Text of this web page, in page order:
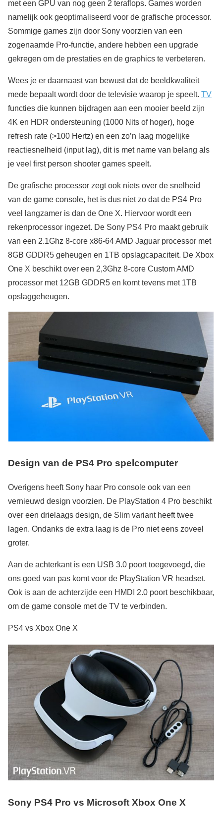
met een GPU van nog geen 2 teraflops. Games worden
namelijk ook geoptimaliseerd voor de grafische processor.
Sommige games zijn door Sony voorzien van een
zogenaamde Pro-functie, andere hebben een upgrade
gekregen om de prestaties en de graphics te verbeteren.
Wees je er daarnaast van bewust dat de beeldkwaliteit
mede bepaalt wordt door de televisie waarop je speelt. TV
functies die kunnen bijdragen aan een mooier beeld zijn
4K en HDR ondersteuning (1000 Nits of hoger), hoge
refresh rate (>100 Hertz) en een zo’n laag mogelijke
reactiesnelheid (input lag), dit is met name van belang als
je veel first person shooter games speelt.
De grafische processor zegt ook niets over de snelheid
van de game console, het is dus niet zo dat de PS4 Pro
veel langzamer is dan de One X. Hiervoor wordt een
rekenprocessor ingezet. De Sony PS4 Pro maakt gebruik
van een 2.1Ghz 8-core x86-64 AMD Jaguar processor met
8GB GDDR5 geheugen en 1TB opslagcapaciteit. De Xbox
One X beschikt over een 2,3Ghz 8-core Custom AMD
processor met 12GB GDDR5 en komt tevens met 1TB
opslaggeheugen.
Design van de PS4 Pro spelcomputer
Overigens heeft Sony haar Pro console ook van een
vernieuwd design voorzien. De PlayStation 4 Pro beschikt
over een drielaags design, de Slim variant heeft twee
lagen. Ondanks de extra laag is de Pro niet eens zoveel
groter.
Aan de achterkant is een USB 3.0 poort toegevoegd, die
ons goed van pas komt voor de PlayStation VR headset.
Ook is aan de achterzijde een HMDI 2.0 poort beschikbaar,
om de game console met de TV te verbinden.
PS4 vs Xbox One X
Sony PS4 Pro vs Microsoft Xbox One X